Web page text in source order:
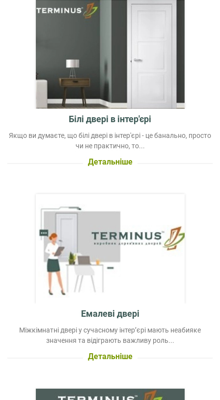
Білі двері в інтер'єрі
Якщо ви думаєте, що білі двері в інтер'єрі - це банально, просто
чи не практично, то...
Детальніше
Емалеві двері
Міжкімнатні двері у сучасному інтер’єрі мають неабияке
значення та відіграють важливу роль...
Детальніше